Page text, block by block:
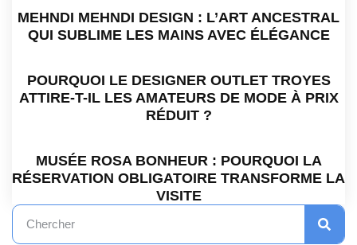
MEHNDI MEHNDI DESIGN : L’ART ANCESTRAL
QUI SUBLIME LES MAINS AVEC ÉLÉGANCE
POURQUOI LE DESIGNER OUTLET TROYES
ATTIRE-T-IL LES AMATEURS DE MODE À PRIX
RÉDUIT ?
MUSÉE ROSA BONHEUR : POURQUOI LA
RÉSERVATION OBLIGATOIRE TRANSFORME LA
VISITE